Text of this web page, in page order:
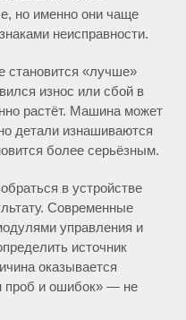
но именно они чаще
неисправности.
становится «лучше»
износ или сбой в
растёт. Машина может
детали изнашиваются
более серьёзным.
в устройстве
Современные
управления и
источник
оказывается
проб и ошибок» — не